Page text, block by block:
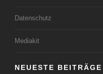
Datenschutz
Mediakit
NEUESTE BEITRÄGE